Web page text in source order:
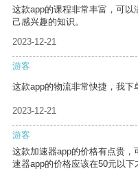
这款app的课程非常丰富，可以
己感兴趣的知识。
2023-12-21
游客
这款app的物流非常快捷，我下
2023-12-21
游客
这款加速器app的价格有点贵
速器app的价格应该在50元以下